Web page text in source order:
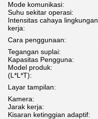
Mode komunikasi:
Suhu sekitar operasi:
Intensitas cahaya lingkungan
kerja:
Cara penggunaan:
Tegangan suplai:
Kapasitas Pengguna:
Model produk:
(L*L*T):
Layar tampilan:
Kamera:
Jarak kerja:
Kisaran ketinggian adaptif: